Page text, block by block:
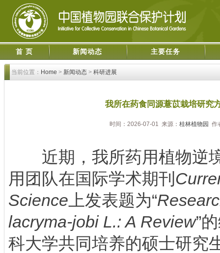
首 页 新闻动态 主要任务
当前位置： Home > 新闻动态 > 科研进展
我所在药食同源薏苡栽培研究
时间：2026-07-01 来源： 桂林植物园 作
近期，我所药用植物逆
用团队在国际学术期刊
Science 上发表题为“
lacryma-jobi L.: A Review”
科大学共同培养的硕士研究